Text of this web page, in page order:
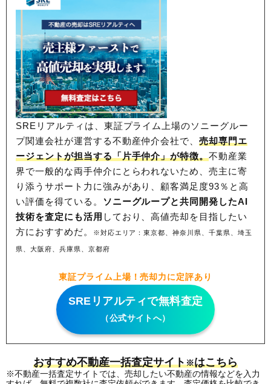
SREリアルティは、東証プライム上場のソニーグルー
プ関連会社が運営する不動産仲介会社で、売却専門エ
ージェントが担当する「片手仲介」が特徴。不動産業
界で一般的な両手仲介にとらわれないため、売主に寄
り添うサポート力に強みがあり、顧客満足度93％と高
い評価を得ている。 ソニーグループと共同開発したAI
技術を査定にも活用 しており、高値売却を目指したい
方におすすめだ。
※対応エリア：東京都、神奈川県、千葉県、埼玉
県、大阪府、兵庫県、京都府
東証プライム上場！売却力に定評あり
SREリアルティで無料査定
（公式サイトへ）
おすすめ不動産一括査定サイト※はこちら
※不動産一括査定サイトでは、売却したい不動産の情報などを入力